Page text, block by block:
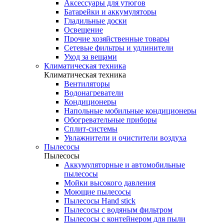
Аксессуары для утюгов
Батарейки и аккумуляторы
Гладильные доски
Освещение
Прочие хозяйственные товары
Сетевые фильтры и удлинители
Уход за вещами
Климатическая техника
Климатическая техника
Вентиляторы
Водонагреватели
Кондиционеры
Напольные мобильные кондиционеры
Обогревательные приборы
Сплит-системы
Увлажнители и очистители воздуха
Пылесосы
Пылесосы
Аккумуляторные и автомобильные
пылесосы
Мойки высокого давления
Моющие пылесосы
Пылесосы Hand stick
Пылесосы с водяным фильтром
Пылесосы с контейнером для пыли